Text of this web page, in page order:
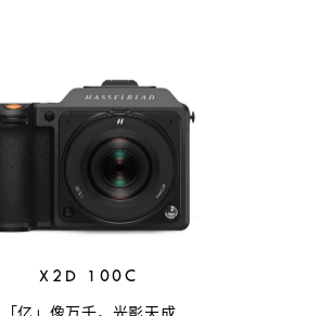
X2D 100C